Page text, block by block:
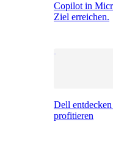
Copilot in
Ziel erreichen.
Dell
profitieren